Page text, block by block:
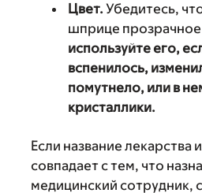
Цвет. Убедитесь,
шприце
используйте его,
вспенилось,
помутнело, или в
кристаллики.
Если название лекарства
совпадает с тем, что
медицинский сотрудник,